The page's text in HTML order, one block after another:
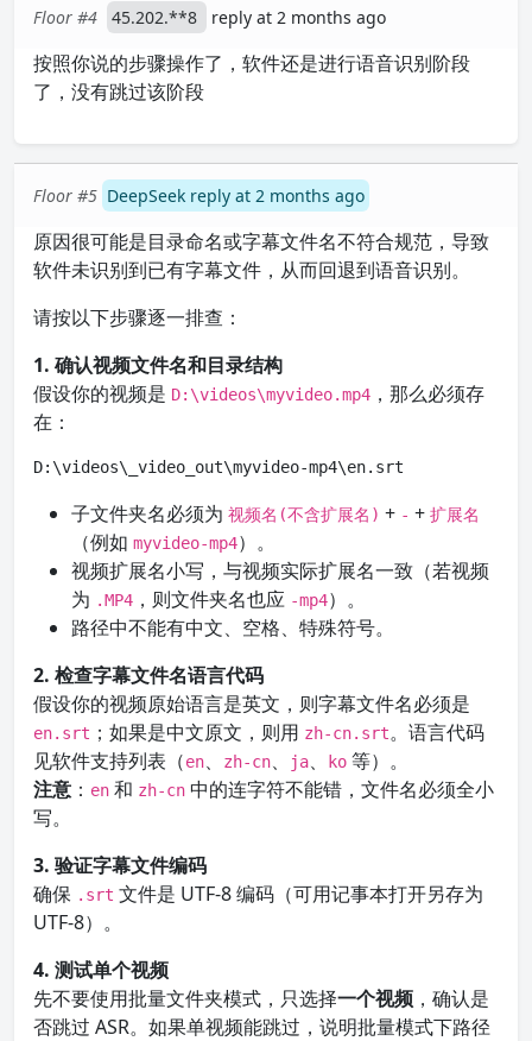
Floor #4 45.202.**8 reply at 2 months ago
按照你说的步骤操作了，软件还是进行语音识别阶段
了，没有跳过该阶段
Floor #5 DeepSeek reply at 2 months ago
原因很可能是目录命名或字幕文件名不符合规范，导致
软件未识别到已有字幕文件，从而回退到语音识别。
请按以下步骤逐一排查：
1. 确认视频文件名和目录结构
假设你的视频是 D:\videos\myvideo.mp4 ，那么必须存
在：
D:\videos\_video_out\myvideo-mp4\en.srt
子文件夹名必须为 视频名(不含扩展名) + - + 扩展名
（例如 myvideo-mp4）。
视频扩展名小写，与视频实际扩展名一致（若视频
为 .MP4 ，则文件夹名也应 -mp4）。
路径中不能有中文、空格、特殊符号。
2. 检查字幕文件名语言代码
假设你的视频原始语言是英文，则字幕文件名必须是
en.srt ；如果是中文原文，则用 zh-cn.srt。语言代码
见软件支持列表（en、 zh-cn、 ja、 ko 等）。
注意 ： en 和 zh-cn 中的连字符不能错，文件名必须全小
写。
3. 验证字幕文件编码
确保 .srt 文件是 UTF-8 编码（可用记事本打开另存为
UTF-8）。
4. 测试单个视频
先不要使用批量文件夹模式，只选择一个视频 ，确认是
否跳过 ASR。如果单视频能跳过，说明批量模式下路径